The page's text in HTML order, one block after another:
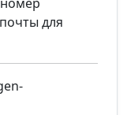
для